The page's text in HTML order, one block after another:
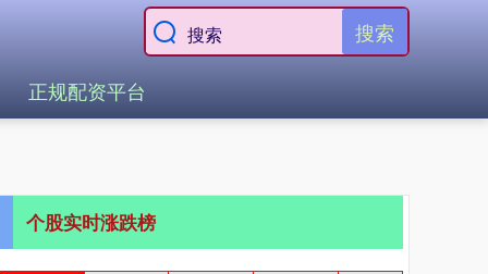
搜索
正规配资平台
个股实时涨跌榜